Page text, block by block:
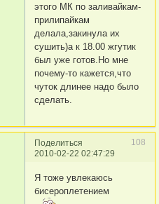
этого МК по заливайкам-
прилипайкам
делала,закинула их
сушить)а к 18.00 жгутик
был уже готов.Но мне
почему-то кажется,что
чуток длинее надо было
сделать.
Поделиться
108
2010-02-22 02:47:29
Я тоже увлекаюсь
бисероплетением